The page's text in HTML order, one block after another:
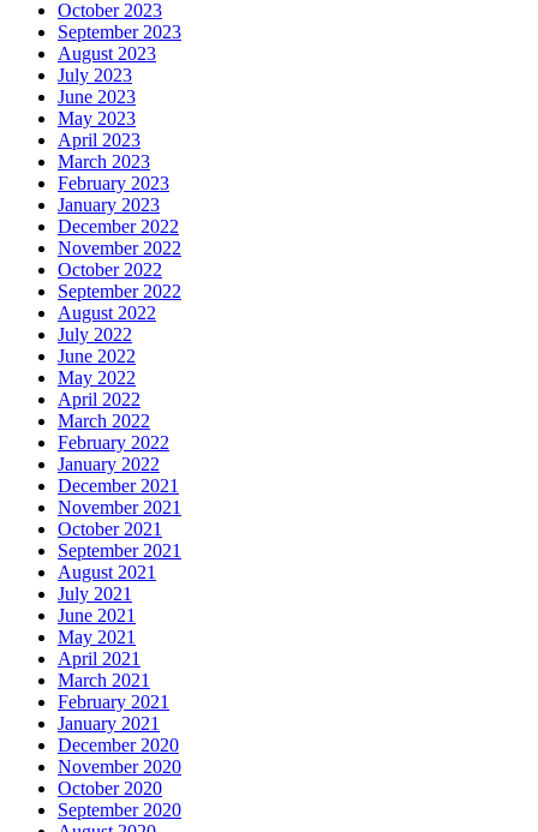
October 2023
September 2023
August 2023
July 2023
June 2023
May 2023
April 2023
March 2023
February 2023
January 2023
December 2022
November 2022
October 2022
September 2022
August 2022
July 2022
June 2022
May 2022
April 2022
March 2022
February 2022
January 2022
December 2021
November 2021
October 2021
September 2021
August 2021
July 2021
June 2021
May 2021
April 2021
March 2021
February 2021
January 2021
December 2020
November 2020
October 2020
September 2020